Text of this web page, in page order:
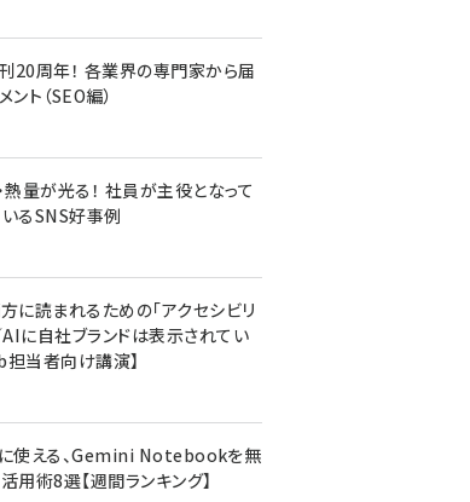
20周年！ 各業界の専門家から届
ト（SEO編）
熱量が光る！ 社員が主役となって
るSNS好事例
に読まれるための「アクセシビリ
AIに自社ブランドは表示されてい
担当者向け講演】
使える、Gemini Notebookを無
用術8選【週間ランキング】